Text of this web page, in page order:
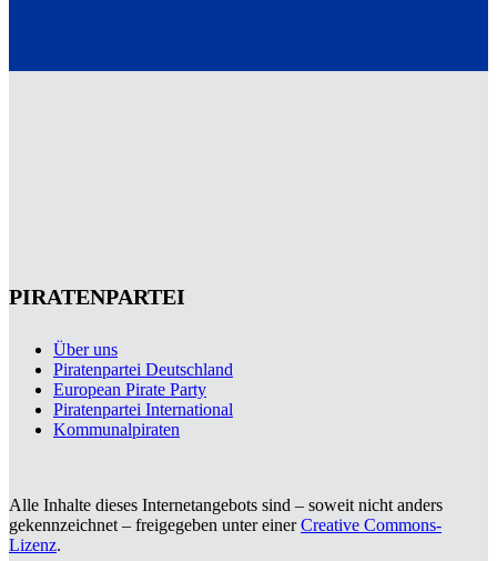
PIRATENPARTEI
Über uns
Piratenpartei Deutschland
European Pirate Party
Piratenpartei International
Kommunalpiraten
Alle Inhalte dieses Internetangebots sind – soweit nicht anders
gekennzeichnet – freigegeben unter einerCreative Commons-
Lizenz.